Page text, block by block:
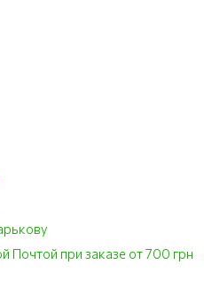
Почтой при заказе от 700 грн